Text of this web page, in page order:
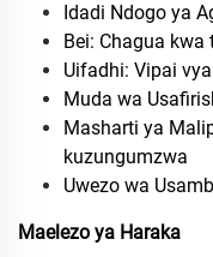
Idadi Ndogo ya
Bei: Chagua
Uifadhi: Vipai
Muda wa
Masharti ya
kuzungumzwa
Uwezo wa
Maelezo ya Haraka